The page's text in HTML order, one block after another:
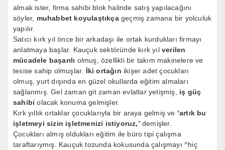
almak ister, firma sahibi blok halinde satış yapılacağını
söyler, muhabbet koyulaştıkçageçmiş zamana bir yolculuk
yapılır.
Satıcı kırk yıl önce bir arkadaşı ile ortak kurdukları firmayı
anlatmaya başlar. Kauçuk sektöründe kırk yılverilen
mücadele başarılı olmuş, özellikli bir takım makinelere ve
tesise sahip olmuşlar. İki ortağın ikişer adet çocukları
olmuş, yurt dışında en güzel okullarda eğitim almaları
sağlanmış. Gel zaman git zaman evlatlar yetişmiş,
iş güç
sahibi olacak konuma gelmişler.
Kırk yıllık ortaklar çocuklarıyla bir araya gelmiş ve ‘artık bu
işletmeyi sizin işletmenizi istiyoruz,’ demişler.
Çocukları almış oldukları eğitim ile büro tipi çalışma
taraftarıymış. Kauçuk tozunda kokusunda çalışmayı ^hiç